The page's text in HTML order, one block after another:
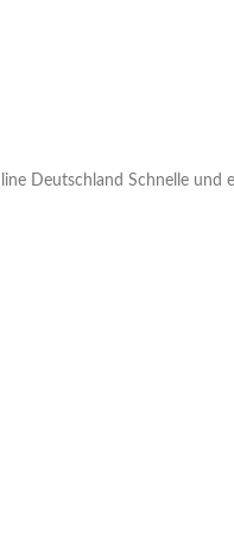
Deutschland Schnelle und